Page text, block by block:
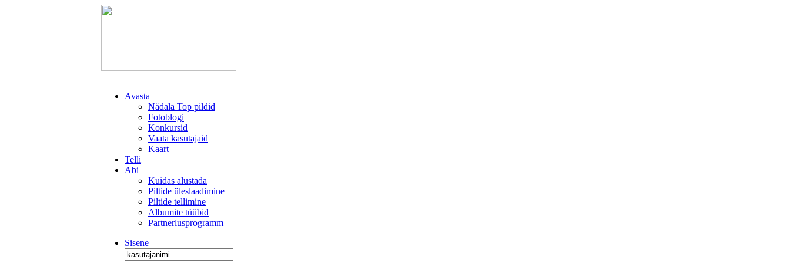
Avasta
Nädala Top pildid
Fotoblogi
Konkursid
Vaata kasutajaid
Kaart
Telli
Abi
Kuidas alustada
Piltide üleslaadimine
Piltide tellimine
Albumite tüübid
Partnerlusprogramm
Sisene